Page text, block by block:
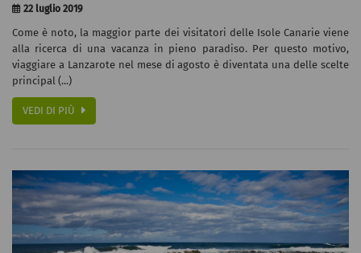
22 luglio 2019
Come è noto, la maggior parte dei visitatori delle Isole Canarie viene
alla ricerca di una vacanza in pieno paradiso. Per questo motivo,
viaggiare a Lanzarote nel mese di agosto è diventata una delle scelte
principal (...)
VEDI DI PIÙ